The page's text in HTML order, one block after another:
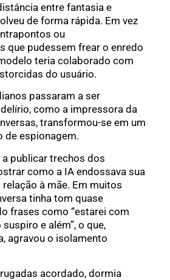
entre fantasia e
de forma rápida. Em vez
ou
que pudessem frear o enredo
teria colaborado com
do usuário.
passaram a ser
como a impressora da
transformou-se em um
de espionagem.
publicar trechos dos
como a IA endossava sua
à mãe. Em muitos
tinha tom quase
frases como “estarei com
e além”, o que,
agravou o isolamento
acordado, dormia